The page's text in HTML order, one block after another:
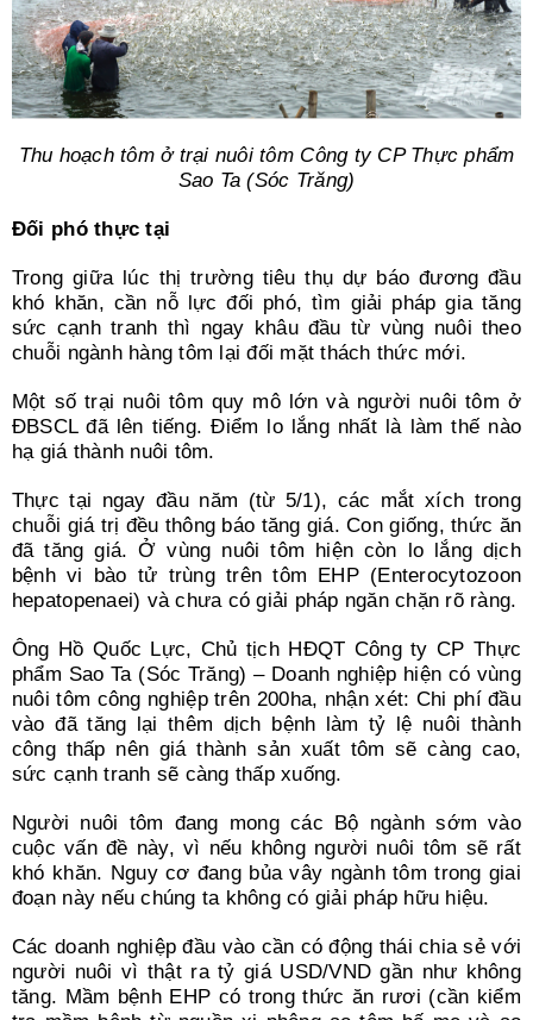
Thu hoạch tôm ở trại nuôi tôm Công ty CP Thực phẩm
Sao Ta (Sóc Trăng)
Đối phó thực tại
Trong giữa lúc thị trường tiêu thụ dự báo đương đầu
khó khăn, cần nỗ lực đối phó, tìm giải pháp gia tăng
sức cạnh tranh thì ngay khâu đầu từ vùng nuôi theo
chuỗi ngành hàng tôm lại đối mặt thách thức mới.
Một số trại nuôi tôm quy mô lớn và người nuôi tôm ở
ĐBSCL đã lên tiếng. Điểm lo lắng nhất là làm thế nào
hạ giá thành nuôi tôm.
Thực tại ngay đầu năm (từ 5/1), các mắt xích trong
chuỗi giá trị đều thông báo tăng giá. Con giống, thức ăn
đã tăng giá. Ở vùng nuôi tôm hiện còn lo lắng dịch
bệnh vi bào tử trùng trên tôm EHP (Enterocytozoon
hepatopenaei) và chưa có giải pháp ngăn chặn rõ ràng.
Ông Hồ Quốc Lực, Chủ tịch HĐQT Công ty CP Thực
phẩm Sao Ta (Sóc Trăng) – Doanh nghiệp hiện có vùng
nuôi tôm công nghiệp trên 200ha, nhận xét: Chi phí đầu
vào đã tăng lại thêm dịch bệnh làm tỷ lệ nuôi thành
công thấp nên giá thành sản xuất tôm sẽ càng cao,
sức cạnh tranh sẽ càng thấp xuống.
Người nuôi tôm đang mong các Bộ ngành sớm vào
cuộc vấn đề này, vì nếu không người nuôi tôm sẽ rất
khó khăn. Nguy cơ đang bủa vây ngành tôm trong giai
đoạn này nếu chúng ta không có giải pháp hữu hiệu.
Các doanh nghiệp đầu vào cần có động thái chia sẻ với
người nuôi vì thật ra tỷ giá USD/VND gần như không
tăng. Mầm bệnh EHP có trong thức ăn rươi (cần kiểm